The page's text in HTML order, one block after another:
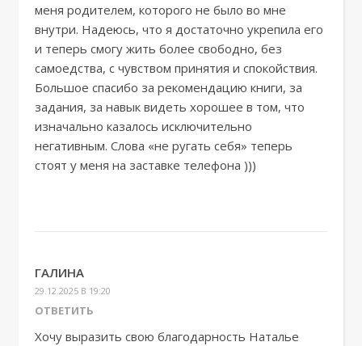
меня родителем, которого не было во мне
внутри. Надеюсь, что я достаточно укрепила его
и теперь смогу жить более свободно, без
самоедства, с чувством принятия и спокойствия.
Большое спасибо за рекомендацию книги, за
задания, за навык видеть хорошее в том, что
изначально казалось исключительно
негативным. Слова «не ругать себя» теперь
стоят у меня на заставке телефона )))
ГАЛИНА
29.12.2025 В 19:20
ОТВЕТИТЬ
Хочу выразить свою благодарность Наталье